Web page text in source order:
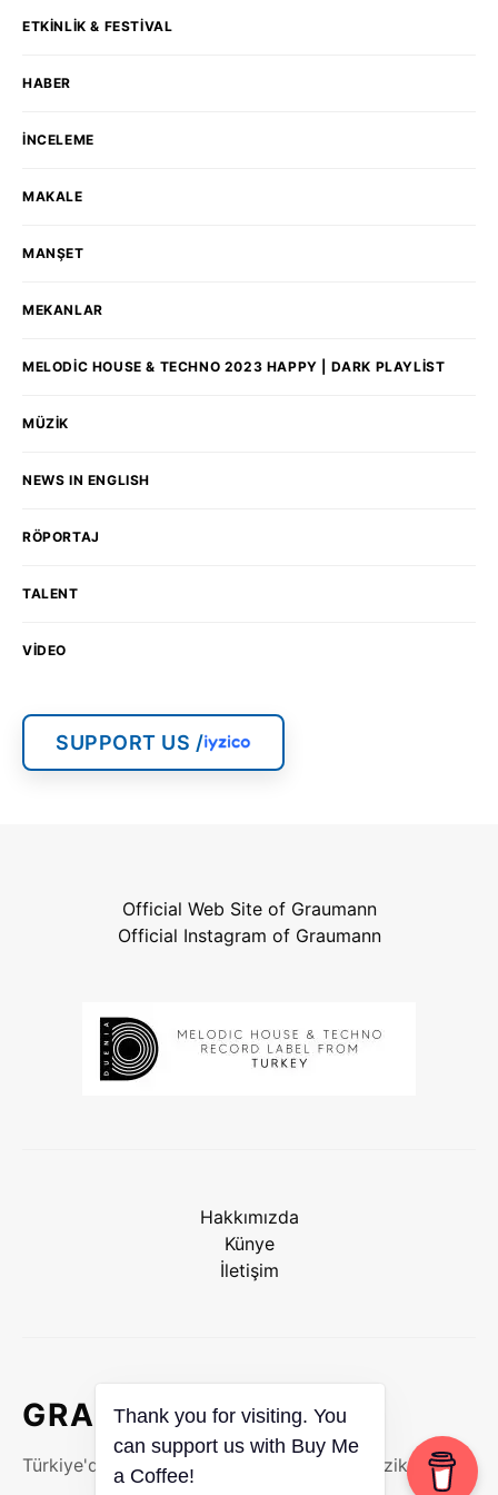
ETKINLIK & FESTIVAL
HABER
İNCELEME
MAKALE
MANŞET
MEKANLAR
MELODIC HOUSE & TECHNO 2023 HAPPY | DARK PLAYLIST
MÜZIK
NEWS IN ENGLISH
RÖPORTAJ
TALENT
VIDEO
SUPPORT US /
Official Web Site of Graumann
Official Instagram of Graumann
Hakkımızda
Künye
İletişim
GRAUU
Türkiye'de Elektronik Müzik, DJ & Dans Müzikleri
Thank you for visiting. You
a Coffee!